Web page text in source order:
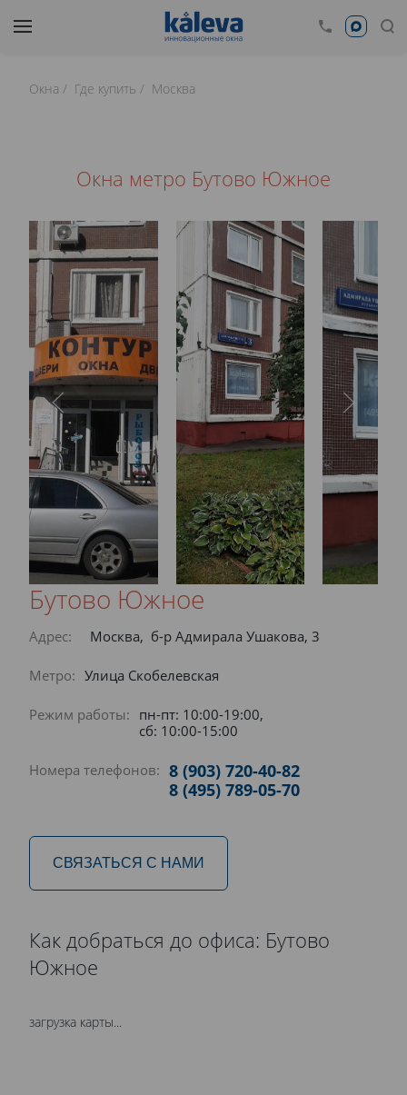
Окна Где купить Москва
Окна метро Бутово Южное
Бутово Южное
Адрес: Москва, б-р Адмирала Ушакова, 3
Метро: Улица Скобелевская
Режим работы: пн-пт: 10:00-19:00,
сб: 10:00-15:00
Номера телефонов: 8 (903) 720-40-82
8 (495) 789-05-70
СВЯЗАТЬСЯ С НАМИ
Как добраться до офиса: Бутово
Южное
загрузка карты...